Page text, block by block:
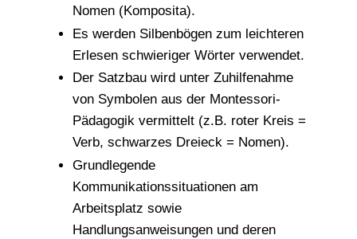
Nomen (Komposita).
Es werden Silbenbögen zum leichteren
Erlesen schwieriger Wörter verwendet.
Der Satzbau wird unter Zuhilfenahme
von Symbolen aus der Montessori-
Pädagogik vermittelt (z.B. roter Kreis =
Verb, schwarzes Dreieck = Nomen).
Grundlegende
Kommunikationssituationen am
Arbeitsplatz sowie
Handlungsanweisungen und deren